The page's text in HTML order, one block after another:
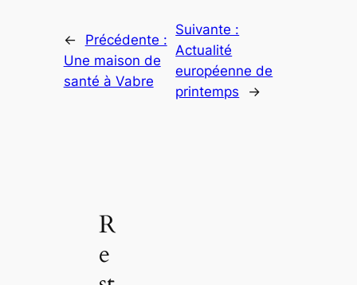
←
Précédente :
Une maison de
santé à Vabre
Suivante :
Actualité
européenne de
printemps
→
R
e